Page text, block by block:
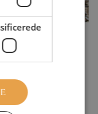
svaghed i